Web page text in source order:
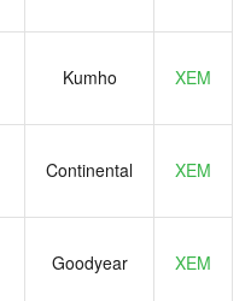
Kumho XEM
Continental XEM
Goodyear XEM